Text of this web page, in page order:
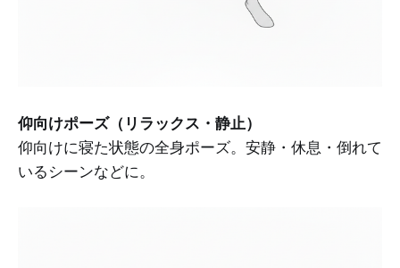
仰向けポーズ（リラックス・静止）
仰向けに寝た状態の全身ポーズ。安静・休息・倒れて
いるシーンなどに。